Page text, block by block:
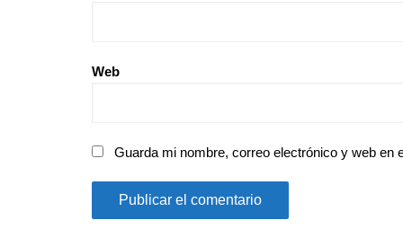
Web
Guarda mi nombre, correo electrónico y web en